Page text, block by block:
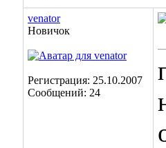
venator
Новичок
Регистрация: 25.10.2007
Сообщений: 24